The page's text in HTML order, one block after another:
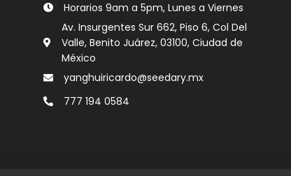
Horarios 9am a 5pm, Lunes a Viernes
Av. Insurgentes Sur 662, Piso 6, Col Del
Valle, Benito Juárez, 03100, Ciudad de
México
yanghuiricardo@seedary.mx
777 194 0584